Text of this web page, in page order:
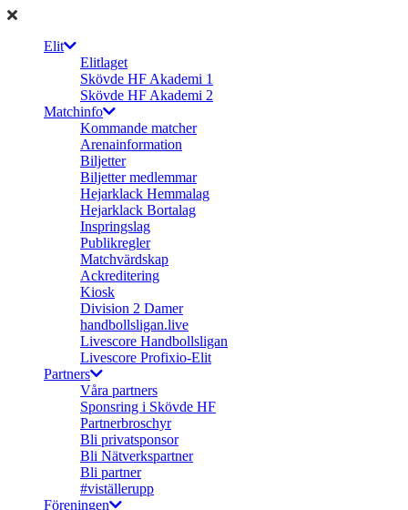
Elit
Elitlaget
Skövde HF Akademi 1
Skövde HF Akademi 2
Matchinfo
Kommande matcher
Arenainformation
Biljetter
Biljetter medlemmar
Hejarklack Hemmalag
Hejarklack Bortalag
Inspringslag
Publikregler
Matchvärdskap
Ackreditering
Kiosk
Division 2 Damer
handbollsligan.live
Livescore Handbollsligan
Livescore Profixio-Elit
Partners
Våra partners
Sponsring i Skövde HF
Partnerbroschyr
Bli privatsponsor
Bli Nätverkspartner
Bli partner
#viställerupp
Föreningen